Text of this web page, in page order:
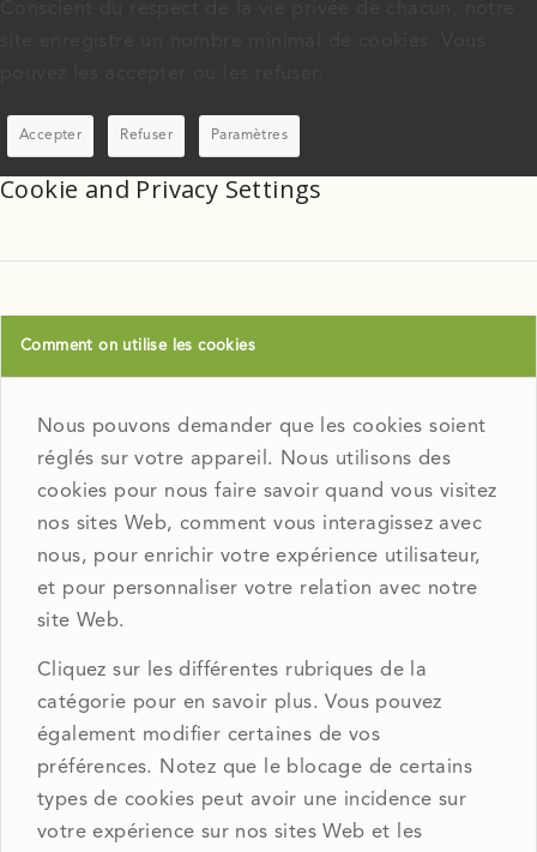
Accepter Refuser Paramètres
Cookie and Privacy Settings
Comment on utilise les cookies
Nous pouvons demander que les cookies soient
réglés sur votre appareil. Nous utilisons des
cookies pour nous faire savoir quand vous visitez
nos sites Web, comment vous interagissez avec
nous, pour enrichir votre expérience utilisateur,
et pour personnaliser votre relation avec notre
site Web.
Cliquez sur les différentes rubriques de la
catégorie pour en savoir plus. Vous pouvez
également modifier certaines de vos
préférences. Notez que le blocage de certains
types de cookies peut avoir une incidence sur
votre expérience sur nos sites Web et les